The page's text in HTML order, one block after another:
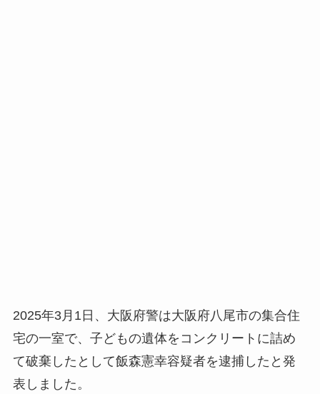
2025年3月1日、大阪府警は大阪府八尾市の集合住
宅の一室で、子どもの遺体をコンクリートに詰め
て破棄したとして飯森憲幸容疑者を逮捕したと発
表しました。